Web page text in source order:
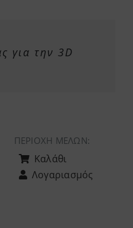
για την 3D
ΠΕΡΙΟΧΉ ΜΕΛΏΝ:
Καλάθι
Λογαριασμός